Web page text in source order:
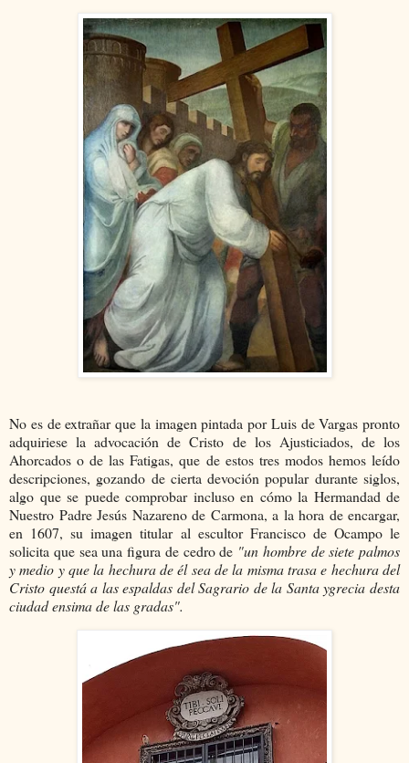
No es de extrañar que la imagen pintada por Luis de Vargas pronto
adquiriese la advocación de Cristo de los Ajusticiados, de los
Ahorcados o de las Fatigas, que de estos tres modos hemos leído
descripciones, gozando de cierta devoción popular durante siglos,
algo que se puede comprobar incluso en cómo la Hermandad de
Nuestro Padre Jesús Nazareno de Carmona, a la hora de encargar,
en 1607, su imagen titular al escultor Francisco de Ocampo le
solicita que sea una figura de cedro de "un hombre de siete palmos
y medio y que la hechura de él sea de la misma trasa e hechura del
Cristo questá a las espaldas del Sagrario de la Santa ygrecia desta
ciudad ensima de las gradas".